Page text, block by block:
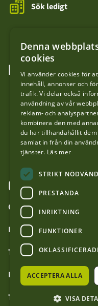
Sök ledigt
FÖLJ OSS
LinkedIn
Facebook
YouTube
OM WEBBPLATSEN
Om forvaltaren.se
Inställningar för cookies
Personuppgiftshantering
Tyck till om webbplatsen
Denna
cookies
Vi använder cookies för
innehåll, annonser och
trafik. Vi delar också
användning av vår
reklam- och
kombinera den med
du har tillhandahållit
samlat in från din
tjänster. Läs mer
STRIKT
PRESTANDA
INRIKTNING
FUNKTIONER
ACCEPTERA ALLA
VISA